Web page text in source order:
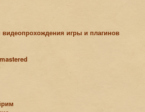
игры и плагинов